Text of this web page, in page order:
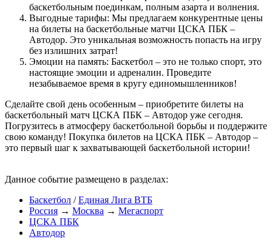
баскетбольным поединкам, полным азарта и волнения.
Выгодные тарифы: Мы предлагаем конкурентные цены
на билеты на баскетбольные матчи ЦСКА ПБК –
Автодор. Это уникальная возможность попасть на игру
без излишних затрат!
Эмоции на память: Баскетбол – это не только спорт, это
настоящие эмоции и адреналин. Проведите
незабываемое время в кругу единомышленников!
Сделайте свой день особенным – приобретите билеты на
баскетбольный матч ЦСКА ПБК – Автодор уже сегодня.
Погрузитесь в атмосферу баскетбольной борьбы и поддержите
свою команду! Покупка билетов на ЦСКА ПБК – Автодор –
это первый шаг к захватывающей баскетбольной истории!
Данное событие размещено в разделах:
Баскетбол /Единая Лига ВТБ
Россия → Москва → Мегаспорт
ЦСКА ПБК
Автодор